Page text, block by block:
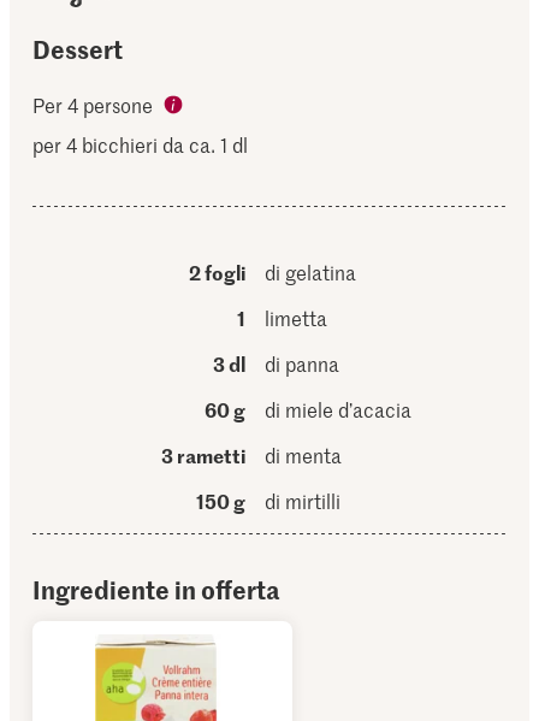
Dessert
Per 4 persone
per 4 bicchieri da ca. 1 dl
2 fogli
di gelatina
1
limetta
3 dl
di panna
60 g
di miele d’acacia
3 rametti
di menta
150 g
di mirtilli
Ingrediente in offerta